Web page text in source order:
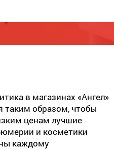
в магазинах «Ангел»
таким образом, чтобы
ценам лучшие
и косметики
каждому